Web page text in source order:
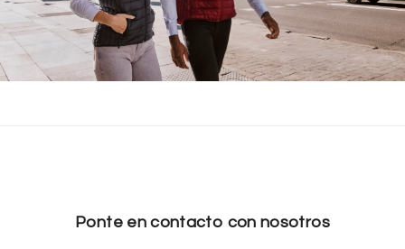
Ponte en contacto con nosotros